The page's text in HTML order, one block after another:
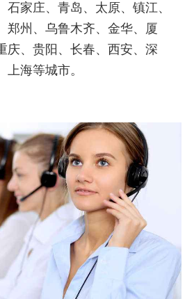
石家庄、青岛、太原、镇江、
郑州、乌鲁木齐、金华、厦
庆、贵阳、长春、西安、深
海等城市。